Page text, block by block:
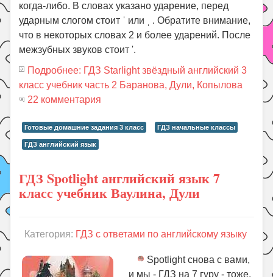
когда-либо. В словах указано ударение, перед
ударным слогом стоит ˈ или ˌ . Обратите внимание,
что в некоторых словах 2 и более ударений. После
межзубных звуков стоит '.
Подробнее: ГДЗ Starlight звёздный английский 3
класс учебник часть 2 Баранова, Дули, Копылова
22 комментария
Готовые домашние задания 3 класс ГДЗ начальные классы
ГДЗ английский язык
ГДЗ Spotlight английский язык 7
класс учебник Ваулина, Дули
Категория: ГДЗ с ответами по английскому языку
Spotlight снова с вами,
и мы - ГДЗ на 7 гуру - тоже.